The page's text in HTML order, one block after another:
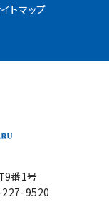
トマップ
9番1号
227-9520